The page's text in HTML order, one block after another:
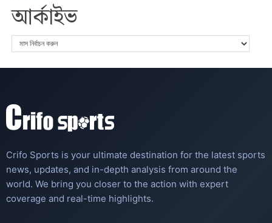
আর্কাইভ
Crifo Sports is your ultimate destination for the latest sports
news, updates, and in-depth analysis from around the
world. We bring you closer to the action with expert
coverage and real-time highlights.